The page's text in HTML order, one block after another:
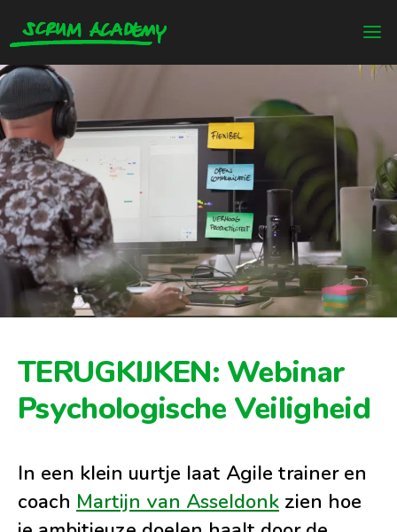
TERUGKIJKEN: Webinar
Psychologische Veiligheid
In een klein uurtje laat Agile trainer en
coach Martijn van Asseldonk zien hoe